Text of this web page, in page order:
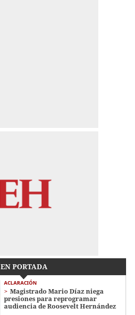
EN PORTADA
ACLARACIÓN
Magistrado Mario Díaz niega
presiones para reprogramar
audiencia de Roosevelt Hernández